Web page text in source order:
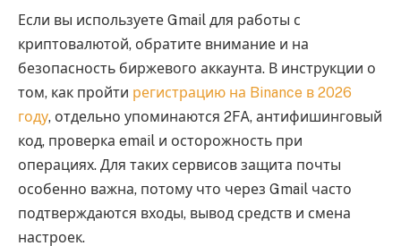
Если вы используете Gmail для работы с
криптовалютой, обратите внимание и на
безопасность биржевого аккаунта. В инструкции о
том, как пройти регистрацию на Binance в 2026
году, отдельно упоминаются 2FA, антифишинговый
код, проверка email и осторожность при
операциях. Для таких сервисов защита почты
особенно важна, потому что через Gmail часто
подтверждаются входы, вывод средств и смена
настроек.